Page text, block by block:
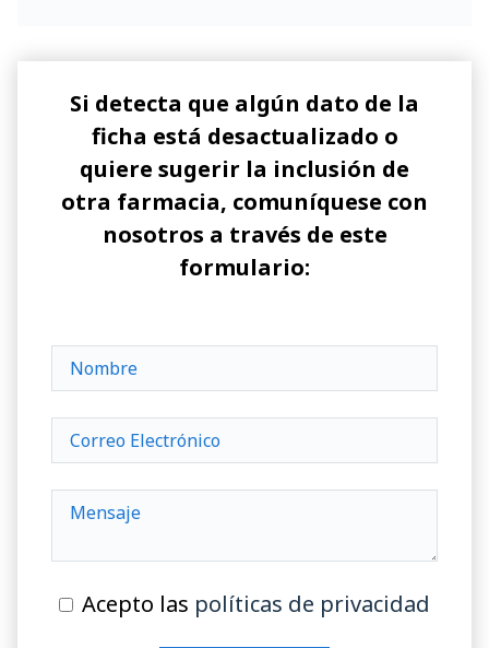
Si detecta que algún dato de la
ficha está desactualizado o
quiere sugerir la inclusión de
otra farmacia, comuníquese con
nosotros a través de este
formulario:
Acepto las políticas de privacidad